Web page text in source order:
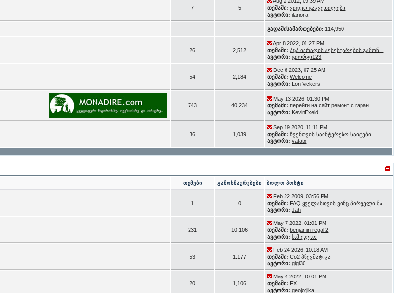
7 5
თემაში: ვიდეო გაკვეთილები
ავტორი: ilariona
-- -- გადამისამართებები: 114,950
26 2,512
Apr 8 2022, 01:27 PM
თემაში: პცპ იარაღის აქსესუარების გამოწ...
ავტორი: გიორგი123
54 2,184
Dec 6 2023, 07:25 AM
თემაში: Welcome
ავტორი: Lon Vickers
743 40,234
May 13 2026, 01:30 PM
თემაში: перейти на сайт ремонт с гаран...
ავტორი: KevinExeld
36 1,039
Sep 19 2020, 11:11 PM
თემაში: ჩვენთვის საინტერესო საიტები
ავტორი: vatato
თემები გამოხმაურებები ბოლო პოსტი
1 0
Feb 22 2009, 03:56 PM
თემაში: FAQ ყველასთვის ვინც პირველი შა...
ავტორი: Jah
231 10,106
May 7 2022, 01:01 PM
თემაში: benjamin regal 2
ავტორი: ხ.მ.ე.ლ.ო
53 1,177
Feb 24 2026, 10:18 AM
თემაში: Co2 პნევმატიკა
ავტორი: gigi30
20 1,106
May 4 2022, 10:01 PM
თემაში: FX
ავტორი: geojorjika